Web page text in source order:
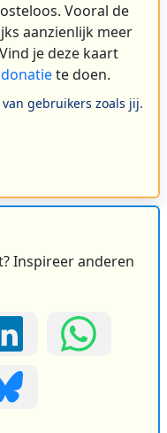
Vooral de
aanzienlijk meer
je deze kaart
donatiete doen.
gebruikers zoals jij.
Inspireer anderen